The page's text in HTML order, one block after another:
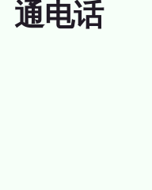
通电话